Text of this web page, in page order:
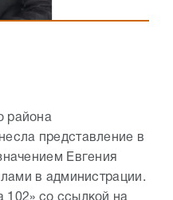
района
представление в
Евгения
в администрации.